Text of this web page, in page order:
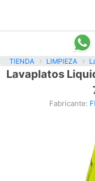
TIENDA LIMPIEZA
Lavaplatos
Fabricante: